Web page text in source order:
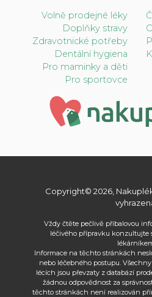
Volně prodejné léky
Doplňky stravy
Zdravotnické potřeby
Dentální hygiena
Pro maminky a děti
Pro sportovce
Copyright© 2026,
Vždy čtěte pečlivě příbalovou
léčivého přípravku konzultujte
Informace na těchto stránkách
nebo léčebného postupu.
lécích jsou převzaty z databází
žádnou odpovědnost za
těchto stránkách není realizován